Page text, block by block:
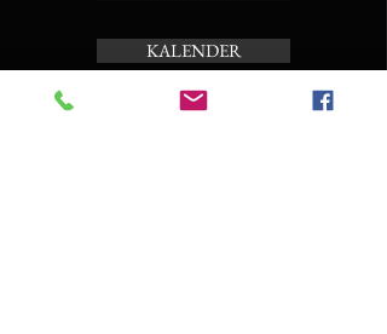
KALENDER
TOERBEIAARD